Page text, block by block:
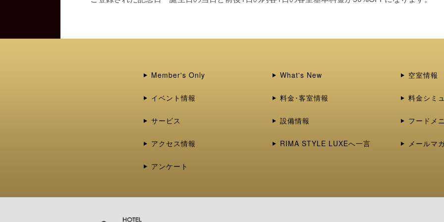
Member's Only What's New 空室情報
イベント情報 料金･客室情報 料金シミ
サービス 設備情報 フードメ
アクセス情報 RIMA STYLE LUXEへ一言 メールマ
アンケート